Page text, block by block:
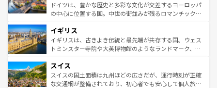
から魅了する。また、フランスは美食の国としても知ら
れ、フランス料理はユネスコ無形文化遺産にも登録されて
香り高いラベンダー畑など、多彩な楽しみ方が可能だ。さ
らに、パリ以外の地域にも魅力が溢れており、どの街角に
も豊かな歴史と文化が息づいている。パリ以外の個性あふ
を参照してほしい。
ドイツは、豊かな歴史と多彩な文化が交差するヨーロッパ
の中心に位置する国。中世の街並みが残るロマンチック街
顔を持つこの国は、どこを歩いても飽きることがない。ベ
ルリンの文化的活気、バイエルン州のアルプスの絶景、そ
してライン川沿いのワイン畑といった風景は必見。ビール
は、お酒好きな人にはぜひ体験してほしい。 なお、新着の
ドイツ情報はコンテンツ一覧を参照してほしい。
イギリス
イギリスは、古きよき伝統と最先端が共存する国。ウェス
トミンスター寺院や大英博物館のようなランドマーク、歴
リアごとに異なる魅力がある。また、優雅なアフタヌーン
ティー、ビール好きにはたまらない英国パブ、サッカー観
戦など、本場だからこそできる体験も豊富。イギリスを旅
スイス
スイスの国土面積は九州ほどの広さだが、運行時刻が正確
な交通網が整備されており、初心者でも安心して個人旅行